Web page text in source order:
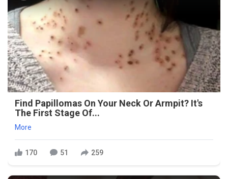
Find Papillomas On Your Neck Or Armpit? It's
The First Stage Of...
More
170 51 259